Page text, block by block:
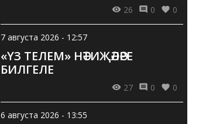
26 0 0
7 августа 2026 - 12:57
«ҮЗ ТЕЛЕМ» НӘТИҖӘЛӘРЕ
БИЛГЕЛЕ
27 0 0
6 августа 2026 - 13:55